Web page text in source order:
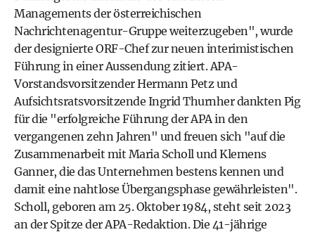
Managements der österreichischen
Nachrichtenagentur-Gruppe weiterzugeben", wurde
der designierte ORF-Chef zur neuen interimistischen
Führung in einer Aussendung zitiert. APA-
Vorstandsvorsitzender Hermann Petz und
Aufsichtsratsvorsitzende Ingrid Thurnher dankten Pig
für die "erfolgreiche Führung der APA in den
vergangenen zehn Jahren" und freuen sich "auf die
Zusammenarbeit mit Maria Scholl und Klemens
Ganner, die das Unternehmen bestens kennen und
damit eine nahtlose Übergangsphase gewährleisten".
Scholl, geboren am 25. Oktober 1984, steht seit 2023
an der Spitze der APA-Redaktion. Die 41-jährige